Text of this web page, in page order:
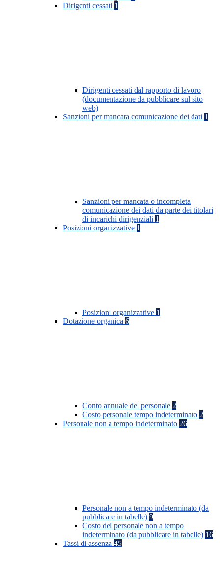
Dirigenti cessati 1
Dirigenti cessati dal rapporto di lavoro
(documentazione da pubblicare sul sito
web)
Sanzioni per mancata comunicazione dei dati 1
Sanzioni per mancata o incompleta
comunicazione dei dati da parte dei titolari
di incarichi dirigenziali 1
Posizioni organizzative 1
Posizioni organizzative 1
Dotazione organica 6
Conto annuale del personale 2
Costo personale tempo indeterminato 2
Personale non a tempo indeterminato 26
Personale non a tempo indeterminato (da
pubblicare in tabelle) 9
Costo del personale non a tempo
indeterminato (da pubblicare in tabelle) 16
Tassi di assenza 45